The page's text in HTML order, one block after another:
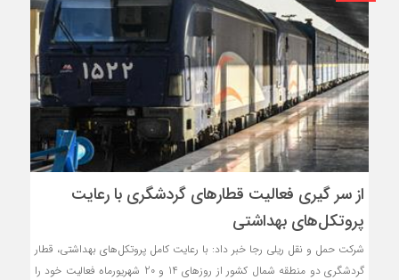
از سر گیری فعالیت قطارهای گردشگری با رعایت
پروتکل‌های بهداشتی
شرکت حمل و نقل ریلی رجا خبر داد: با رعایت کامل پروتکل‌های بهداشتی، قطار
گردشگری دو منطقه شمال کشور از روزهای 14 و 20 شهریورماه فعالیت خود را